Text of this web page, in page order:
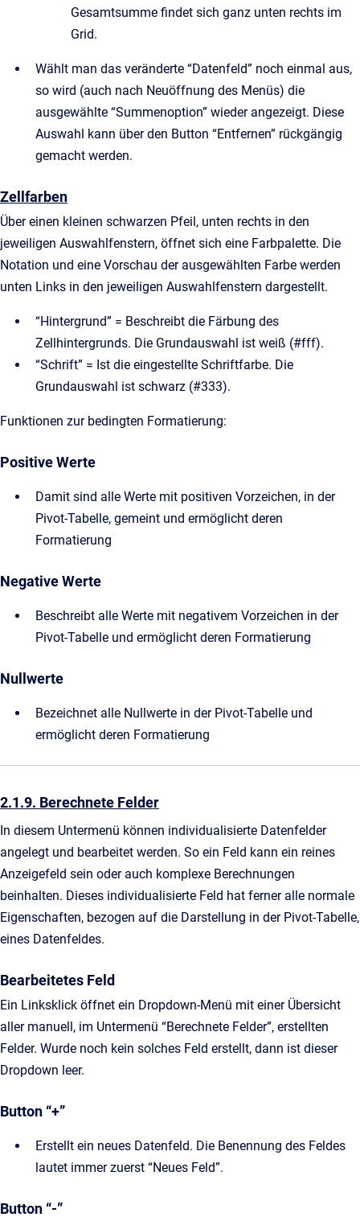
Gesamtsumme findet sich ganz unten rechts im
Grid.
Wählt man das veränderte “Datenfeld” noch einmal aus,
so wird (auch nach Neuöffnung des Menüs) die
ausgewählte “Summenoption” wieder angezeigt. Diese
Auswahl kann über den Button “Entfernen” rückgängig
gemacht werden.
Zellfarben
Über einen kleinen schwarzen Pfeil, unten rechts in den
jeweiligen Auswahlfenstern, öffnet sich eine Farbpalette. Die
Notation und eine Vorschau der ausgewählten Farbe werden
unten Links in den jeweiligen Auswahlfenstern dargestellt.
“Hintergrund” = Beschreibt die Färbung des
Zellhintergrunds. Die Grundauswahl ist weiß (#fff).
“Schrift” = Ist die eingestellte Schriftfarbe. Die
Grundauswahl ist schwarz (#333).
Funktionen zur bedingten Formatierung:
Positive Werte
Damit sind alle Werte mit positiven Vorzeichen, in der
Pivot-Tabelle, gemeint und ermöglicht deren
Formatierung
Negative Werte
Beschreibt alle Werte mit negativem Vorzeichen in der
Pivot-Tabelle und ermöglicht deren Formatierung
Nullwerte
Bezeichnet alle Nullwerte in der Pivot-Tabelle und
ermöglicht deren Formatierung
2.1.9. Berechnete Felder
In diesem Untermenü können individualisierte Datenfelder
angelegt und bearbeitet werden. So ein Feld kann ein reines
Anzeigefeld sein oder auch komplexe Berechnungen
beinhalten. Dieses individualisierte Feld hat ferner alle normale
Eigenschaften, bezogen auf die Darstellung in der Pivot-Tabelle,
eines Datenfeldes.
Bearbeitetes Feld
Ein Linksklick öffnet ein Dropdown-Menü mit einer Übersicht
aller manuell, im Untermenü “Berechnete Felder”, erstellten
Felder. Wurde noch kein solches Feld erstellt, dann ist dieser
Dropdown leer.
Button “+”
Erstellt ein neues Datenfeld. Die Benennung des Feldes
lautet immer zuerst “Neues Feld”.
Button “-”